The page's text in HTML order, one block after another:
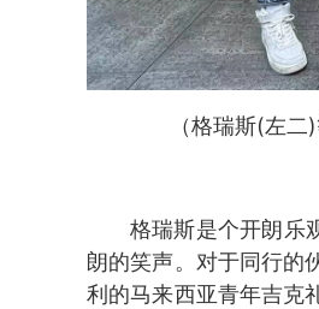
（格瑞斯(左二
格瑞斯是个开朗乐
朗的笑声。对于同行的
利的马来西亚青年吉克